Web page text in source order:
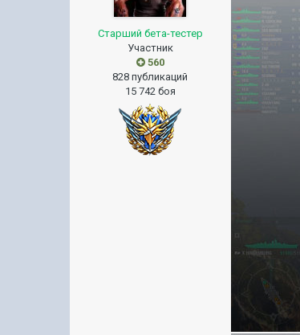
Старший бета-тестер
Участник
560
828 публикаций
15 742 боя